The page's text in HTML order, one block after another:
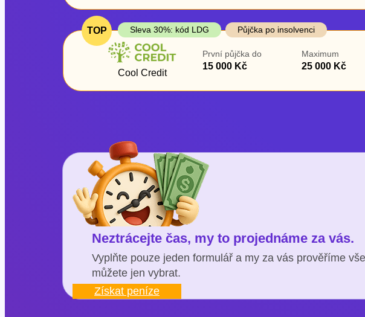
TOP Sleva 30%: kód LDG Půjčka po insolvenci
Cool Credit
První půjčka do
15 000 Kč
Maximum
25 000 Kč
Neztrácejte čas, my to projednáme za vás.
Vyplňte pouze jeden formulář a my za vás prověříme
můžete jen vybrat.
Získat peníze